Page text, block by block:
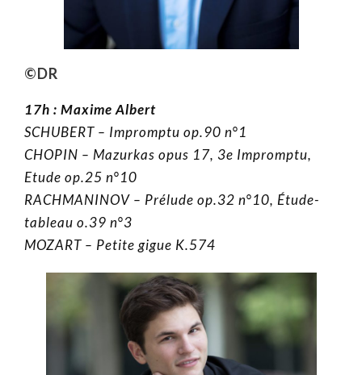
©DR
17h : Maxime Albert
SCHUBERT – Impromptu op.90 n°1
CHOPIN – Mazurkas opus 17, 3e Impromptu,
Etude op.25 n°10
RACHMANINOV – Prélude op.32 n°10, Étude-
tableau o.39 n°3
MOZART – Petite gigue K.574